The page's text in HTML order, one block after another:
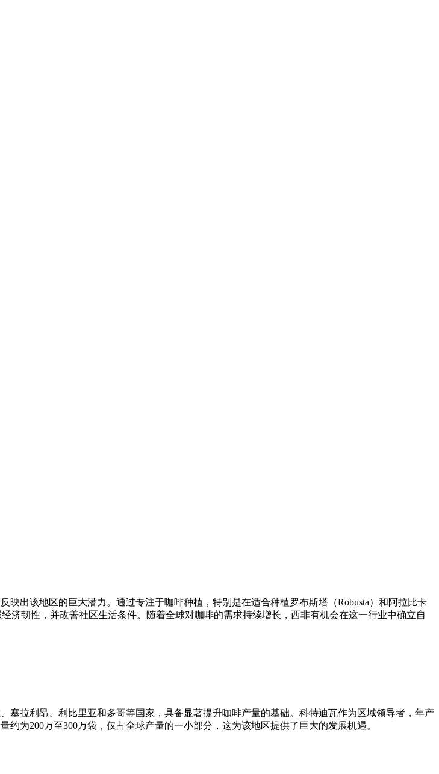
出该地区的巨大潜力。通过专注于咖啡种植，特别是在适合种植罗布斯塔（Robusta）和阿拉比卡
济韧性，并改善社区生活条件。随着全球对咖啡的需求持续增长，西非有机会在这一行业中确立自
拉利昂、利比里亚和多哥等国家，具备显著提升咖啡产量的基础。科特迪瓦作为区域领导者，年产
为200万至300万袋，仅占全球产量的一小部分，这为该地区提供了巨大的发展机遇。